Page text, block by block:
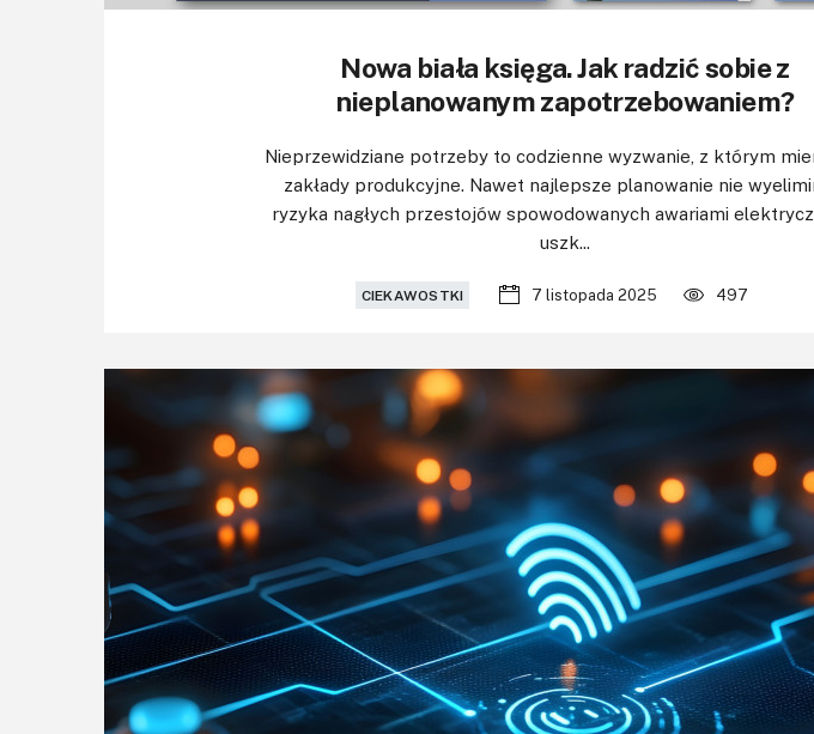
Nowa biała księga. Jak radzić sobie z
nieplanowanym zapotrzebowaniem?
Nieprzewidziane potrzeby to codzienne wyzwanie, z którym
zakłady produkcyjne. Nawet najlepsze planowanie nie
ryzyka nagłych przestojów spowodowanych awariami
uszk...
CIEKAWOSTKI 7 listopada 2025 497